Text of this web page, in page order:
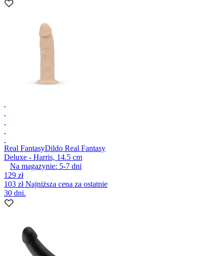
Real FantasyDildo Real Fantasy
Deluxe - Harris, 14.5 cm
Na magazynie: 5-7 dni
129 zł
103 złNajniższa cena za ostatnie
30 dni.